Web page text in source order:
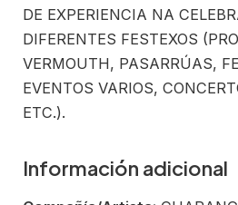
DE EXPERIENCIA NA
DIFERENTES FESTEXOS
VERMOUTH, PASARRÚAS,
EVENTOS VARIOS,
ETC.).
Información adicional